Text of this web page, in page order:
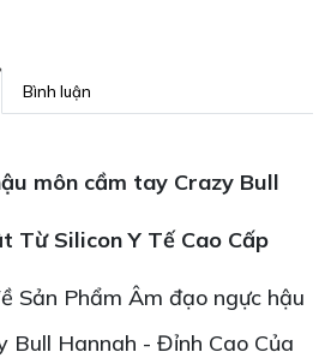
Bình luận
môn cầm tay Crazy Bull
Từ Silicon Y Tế Cao Cấp
Sản Phẩm Âm đạo ngực hậu
Bull Hannah - Đỉnh Cao Của